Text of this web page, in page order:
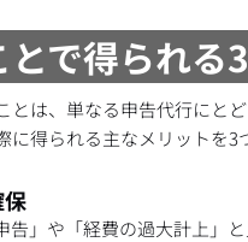
で得られる
は、単なる申告代行にと
得られる主なメリットを3
」や「経費の過大計上」